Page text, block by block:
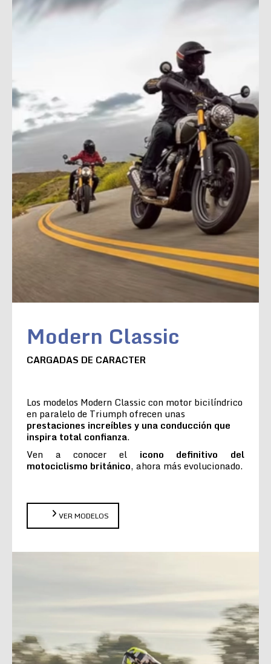
Modern Classic
CARGADAS DE CARACTER
Los modelos Modern Classic con motor bicilíndrico
en paralelo de Triumph ofrecen unas
prestaciones increíbles y una conducción que
inspira total confianza.
Ven a conocer el icono definitivo del
motociclismo británico, ahora más evolucionado.
VER MODELOS